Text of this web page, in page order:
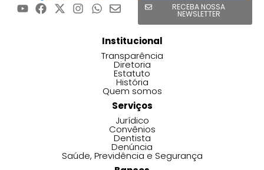
RECEBA NOSSA
NEWSLETTER
Institucional
Transparência
Diretoria
Estatuto
História
Quem somos
Serviços
Jurídico
Convênios
Dentista
Denúncia
Saúde, Previdência e Segurança